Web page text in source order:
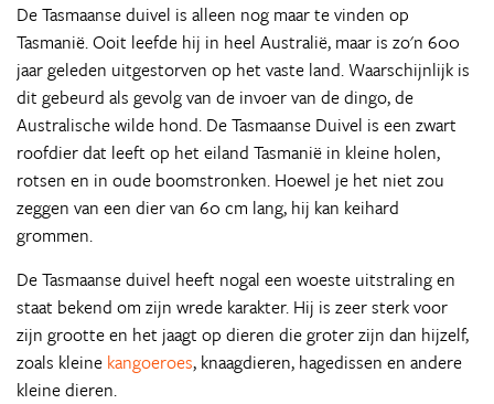
De Tasmaanse duivel is alleen nog maar te vinden op
Tasmanië. Ooit leefde hij in heel Australië, maar is zo'n 600
jaar geleden uitgestorven op het vaste land. Waarschijnlijk is
dit gebeurd als gevolg van de invoer van de dingo, de
Australische wilde hond. De Tasmaanse Duivel is een zwart
roofdier dat leeft op het eiland Tasmanië in kleine holen,
rotsen en in oude boomstronken. Hoewel je het niet zou
zeggen van een dier van 60 cm lang, hij kan keihard
grommen.
De Tasmaanse duivel heeft nogal een woeste uitstraling en
staat bekend om zijn wrede karakter. Hij is zeer sterk voor
zijn grootte en het jaagt op dieren die groter zijn dan hijzelf,
zoals kleine kangoeroes, knaagdieren, hagedissen en andere
kleine dieren.